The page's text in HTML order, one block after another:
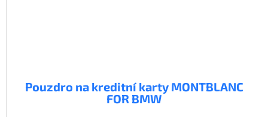
Pouzdro na kreditní karty MONTBLANC
FOR BMW